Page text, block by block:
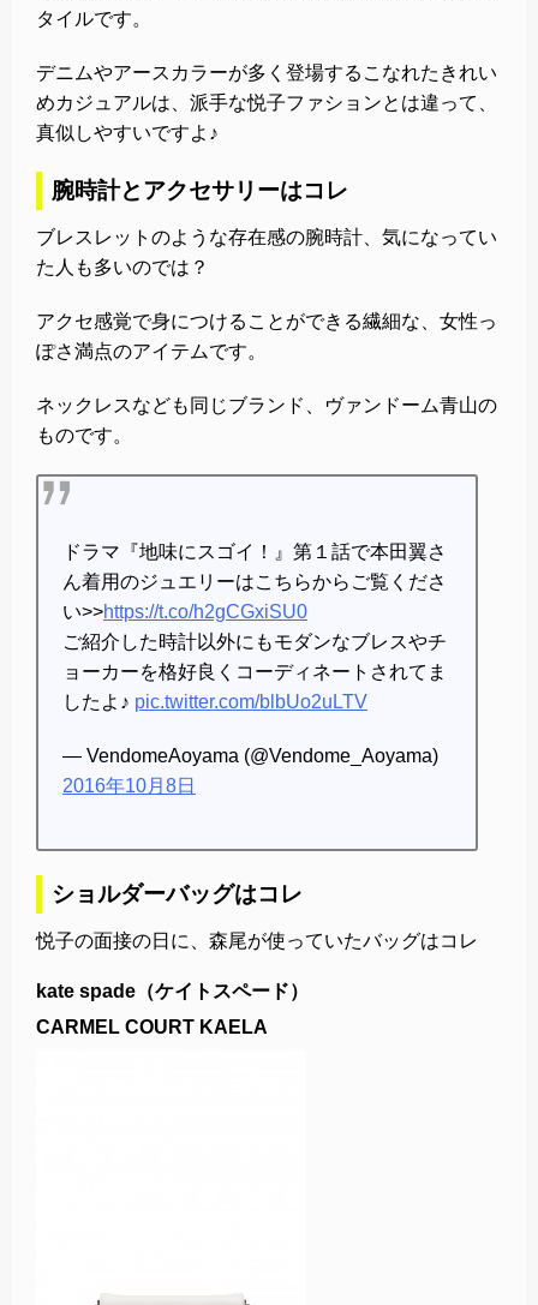
タイルです。
デニムやアースカラーが多く登場するこなれたきれい
めカジュアルは、派手な悦子ファションとは違って、
真似しやすいですよ♪
腕時計とアクセサリーはコレ
ブレスレットのような存在感の腕時計、気になってい
た人も多いのでは？
アクセ感覚で身につけることができる繊細な、女性っ
ぽさ満点のアイテムです。
ネックレスなども同じブランド、ヴァンドーム青山の
ものです。
ドラマ『地味にスゴイ！』第１話で本田翼さ
ん着用のジュエリーはこちらからご覧くださ
い>>https://t.co/h2gCGxiSU0
ご紹介した時計以外にもモダンなブレスやチ
ョーカーを格好良くコーディネートされてま
したよ♪ pic.twitter.com/blbUo2uLTV
— VendomeAoyama (@Vendome_Aoyama)
2016年10月8日
ショルダーバッグはコレ
悦子の面接の日に、森尾が使っていたバッグはコレ
kate spade（ケイトスペード）
CARMEL COURT KAELA